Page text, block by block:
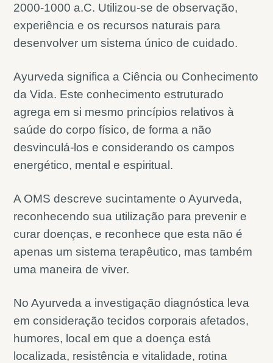
2000-1000 a.C. Utilizou-se de observação,
experiência e os recursos naturais para
desenvolver um sistema único de cuidado.
Ayurveda significa a Ciência ou Conhecimento
da Vida. Este conhecimento estruturado
agrega em si mesmo princípios relativos à
saúde do corpo físico, de forma a não
desvinculá-los e considerando os campos
energético, mental e espiritual.
A OMS descreve sucintamente o Ayurveda,
reconhecendo sua utilização para prevenir e
curar doenças, e reconhece que esta não é
apenas um sistema terapêutico, mas também
uma maneira de viver.
No Ayurveda a investigação diagnóstica leva
em consideração tecidos corporais afetados,
humores, local em que a doença está
localizada, resistência e vitalidade, rotina